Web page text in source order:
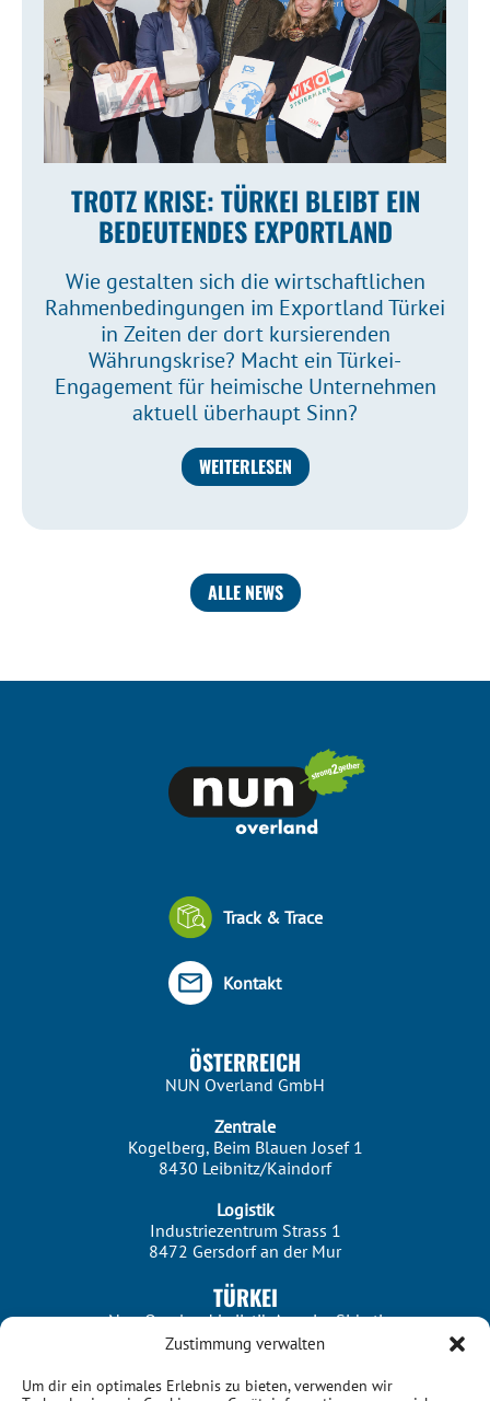
Zustimmung verwalten
Um dir ein optimales Erlebnis zu bieten, verwenden wir
TROTZ KRISE: TÜRKEI BLEIBT EIN
BEDEUTENDES EXPORTLAND
Wie gestalten sich die wirtschaftlichen
Rahmenbedingungen im Exportland Türkei
in Zeiten der dort kursierenden
Währungskrise? Macht ein Türkei-
Engagement für heimische Unternehmen
aktuell überhaupt Sinn?
WEITERLESEN
ALLE NEWS
ÖSTERREICH
NUN Overland GmbH
Zentrale
Kogelberg, Beim Blauen Josef 1
8430 Leibnitz/Kaindorf
Logistik
Industriezentrum Strass 1
8472 Gersdorf an der Mur
Track & Trace
Kontakt
TÜRKEI
Nun Overland Lojistik Anonim Şirketi
Merkez Mah. Dereboyu Cad. No:56 Kat:5